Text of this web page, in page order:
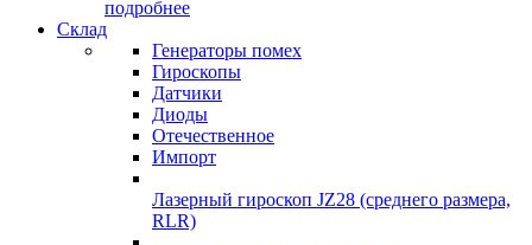
подробнее
Склад
Генераторы помех
Гироскопы
Датчики
Диоды
Отечественное
Импорт
Лазерный гироскоп JZ28 (среднего размера,
RLR)